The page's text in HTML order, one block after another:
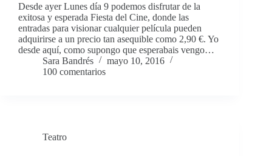
Desde ayer Lunes día 9 podemos disfrutar de la
exitosa y esperada Fiesta del Cine, donde las
entradas para visionar cualquier película pueden
adquirirse a un precio tan asequible como 2,90 €. Yo
desde aquí, como supongo que esperabais vengo…
Sara Bandrés
mayo 10, 2016
100 comentarios
Teatro